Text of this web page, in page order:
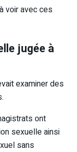
voir avec ces
jugée à
examiner des
ont
sexuelle ainsi
sans